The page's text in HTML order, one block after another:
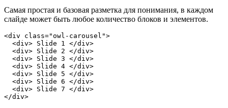
Самая простая и базовая разметка для понимания, в каждом
слайде может быть любое количество блоков и элементов.
<div class="owl-carousel">
  <div> Slide 1 </div>
  <div> Slide 2 </div>
  <div> Slide 3 </div>
  <div> Slide 4 </div>
  <div> Slide 5 </div>
  <div> Slide 6 </div>
  <div> Slide 7 </div>
</div>